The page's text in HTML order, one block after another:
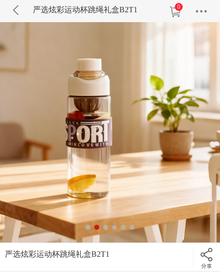
严选炫彩运动杯跳绳礼盒B2T1 0
严选炫彩运动杯跳绳礼盒B2T1